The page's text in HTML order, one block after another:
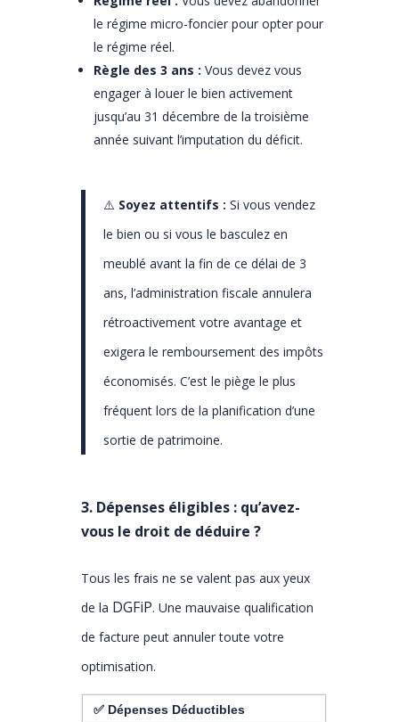
le régime micro-foncier pour opter pour
le régime réel.
Règle des 3 ans : Vous devez vous
engager à louer le bien activement
jusqu’au 31 décembre de la troisième
année suivant l’imputation du déficit.
⚠️ Soyez attentifs : Si vous vendez
le bien ou si vous le basculez en
meublé avant la fin de ce délai de 3
ans, l’administration fiscale annulera
rétroactivement votre avantage et
exigera le remboursement des impôts
économisés. C’est le piège le plus
fréquent lors de la planification d’une
sortie de patrimoine.
3. Dépenses éligibles : qu’avez-
vous le droit de déduire ?
Tous les frais ne se valent pas aux yeux
de la DGFiP. Une mauvaise qualification
de facture peut annuler toute votre
optimisation.
✅ Dépenses Déductibles